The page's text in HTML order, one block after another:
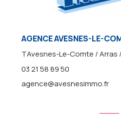
AGENCE AVESNES-LE-
TAvesnes-Le-Comte / Arras
03 21 58 89 50
agence@avesnesimmo.fr